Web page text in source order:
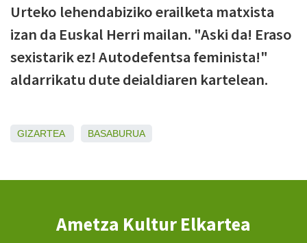
Urteko lehendabiziko erailketa matxista
izan da Euskal Herri mailan. "Aski da! Eraso
sexistarik ez! Autodefentsa feminista!"
aldarrikatu dute deialdiaren kartelean.
GIZARTEA BASABURUA
Ametza Kultur Elkartea